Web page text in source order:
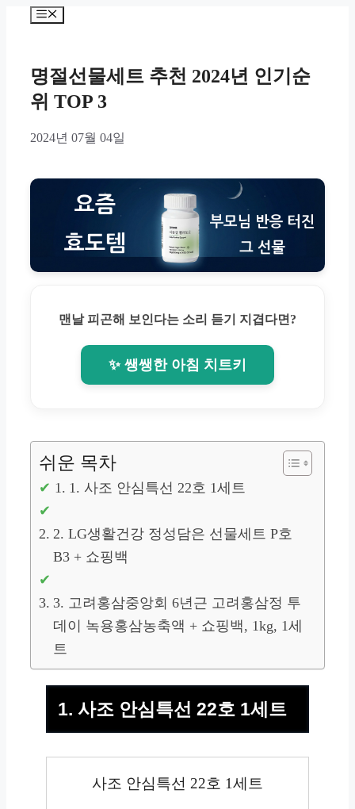
Menu
명절선물세트 추천 2024년 인기순
위 TOP 3
2024년 07월 04일
맨날 피곤해 보인다는 소리 듣기 지겹다면?
✨ 쌩쌩한 아침 치트키
쉬운 목차
1. 사조 안심특선 22호 1세트
2. LG생활건강 정성담은 선물세트 P호
B3 + 쇼핑백
3. 고려홍삼중앙회 6년근 고려홍삼정 투
데이 녹용홍삼농축액 + 쇼핑백, 1kg, 1세
트
1. 사조 안심특선 22호 1세트
사조 안심특선 22호 1세트